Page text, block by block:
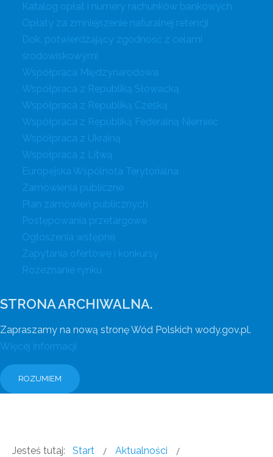
Katalog opłat i numery rachunków bankowych
Opłaty za zmniejszenie naturalnej retencji
Dok. potwierdzający zgodność z celami
środowiskowymi
Współpraca Międzynarodowa
Współpraca z Republiką Słowacką
Współpraca z Republiką Czeską
Współpraca z Republiką Federalną Niemiec
Współpraca z Ukrainą
Współpraca z Litwą
Europejska Wspólnota Terytorialna
Zamówienia publiczne
Plan zamówień publicznych
Postępowania przetargowe
Ogłoszenia wstępne
Zapytania ofertowe i konkursy
Rozeznanie rynku
STRONA ARCHIWALNA.
Zapraszamy na nową stronę Wód Polskich wody.gov.pl.
Więcej informacji
ROZUMIEM
Jesteś tutaj: Start
Aktualności